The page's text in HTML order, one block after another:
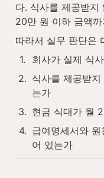
다. 식사를 제공받지
20만 원 이하 금액
따라서 실무 판단은
1.
회사가 실제 식
2. 식사를 제공받
는가
3. 현금 식대가 월
4. 급여명세서와
어 있는가